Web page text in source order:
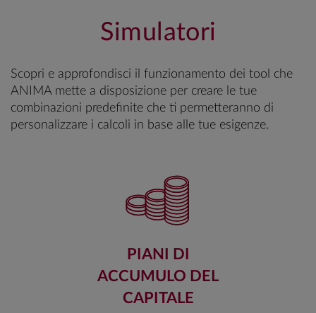
Simulatori
Scopri e approfondisci il funzionamento dei tool che
ANIMA mette a disposizione per creare le tue
combinazioni predefinite che ti permetteranno di
personalizzare i calcoli in base alle tue esigenze.
PIANI DI
ACCUMULO DEL
CAPITALE